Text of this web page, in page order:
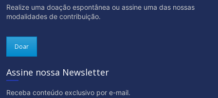
Realize uma doação espontânea ou assine uma das nossas
modalidades de contribuição.
Doar
Assine nossa Newsletter
Receba conteúdo exclusivo por e-mail.